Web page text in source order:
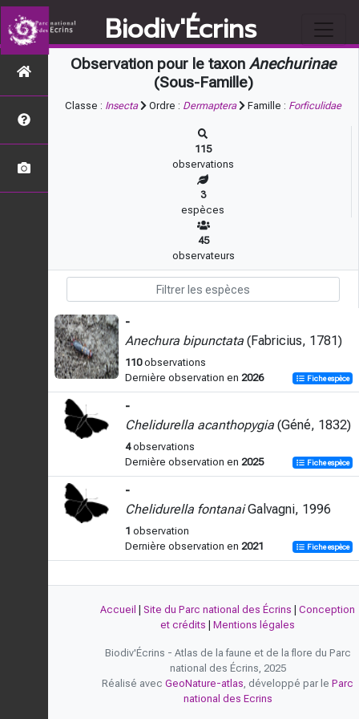
Biodiv'Écrins
Observation pour le taxon Anechurinae
(Sous-Famille)
Classe : Insecta Ordre : Dermaptera Famille : Forficulidae
115
observations
3
espèces
45
observateurs
-
Anechura bipunctata (Fabricius, 1781)
110observations
Dernière observation en 2026 Fiche espèce
-
Chelidurella acanthopygia (Géné, 1832)
4observations
Dernière observation en 2025 Fiche espèce
-
Chelidurella fontanaiGalvagni, 1996
1 observation
Dernière observation en 2021 Fiche espèce
Accueil Site du Parc national des Écrins
Conception
et crédits
Mentions légales
Biodiv'Écrins - Atlas de la faune et de la flore du Parc
national des Écrins, 2025
Réalisé avec GeoNature-atlas, développé par le Parc
national des Ecrins